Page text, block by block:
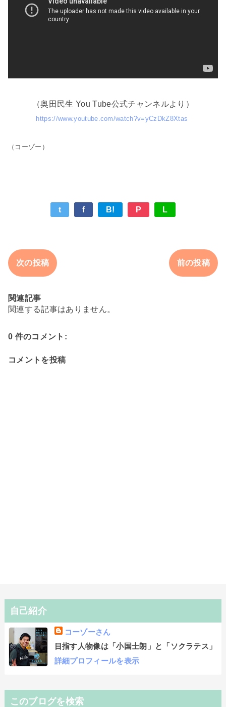
（奥田民生 You Tube公式チャンネルより）
https://www.youtube.com/watch?v=yCzDkZ8Xtas
（コーゾー）
t f B! P L
次の投稿 前の投稿
関連記事
関連する記事はありません。
0 件のコメント:
コメントを投稿
自己紹介
コーゾーさん
目指す人物像は「小国士朗」と「ソクラテス」
詳細プロフィールを表示
このブログを検索